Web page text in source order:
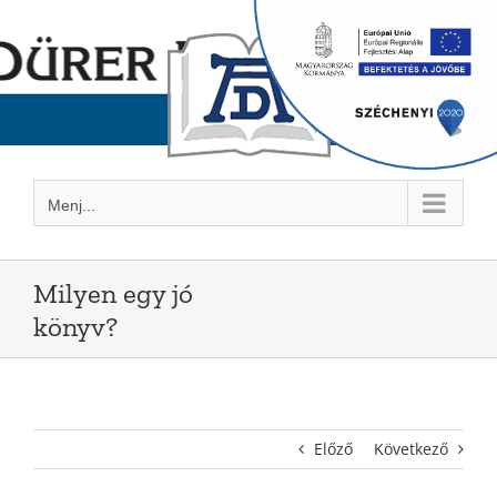
Menj...
Milyen egy jó
könyv?
Előző Következő